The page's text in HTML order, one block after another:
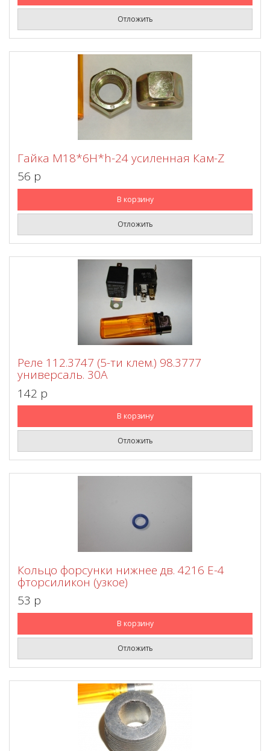
Отложить
Гайка М18*6Н*h-24 усиленная Кам-Z
56 p
В корзину
Отложить
Реле 112.3747 (5-ти клем.) 98.3777
универсаль. 30А
142 p
В корзину
Отложить
Кольцо форсунки нижнее дв. 4216 Е-4
фторсиликон (узкое)
53 p
В корзину
Отложить